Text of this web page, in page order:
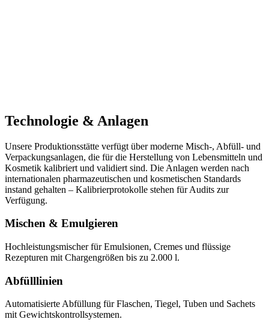
Technologie & Anlagen
Unsere Produktionsstätte verfügt über moderne Misch-, Abfüll- und
Verpackungsanlagen, die für die Herstellung von Lebensmitteln und
Kosmetik kalibriert und validiert sind. Die Anlagen werden nach
internationalen pharmazeutischen und kosmetischen Standards
instand gehalten – Kalibrierprotokolle stehen für Audits zur
Verfügung.
Mischen & Emulgieren
Hochleistungsmischer für Emulsionen, Cremes und flüssige
Rezepturen mit Chargengrößen bis zu 2.000 l.
Abfülllinien
Automatisierte Abfüllung für Flaschen, Tiegel, Tuben und Sachets
mit Gewichtskontrollsystemen.